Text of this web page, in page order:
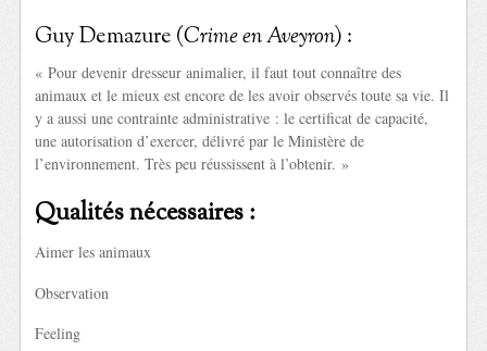
Guy Demazure (Crime en Aveyron) :
« Pour devenir dresseur animalier, il faut tout connaître des
animaux et le mieux est encore de les avoir observés toute sa vie. Il
y a aussi une contrainte administrative : le certificat de capacité,
une autorisation d’exercer, délivré par le Ministère de
l’environnement. Très peu réussissent à l’obtenir. »
Qualités nécessaires :
Aimer les animaux
Observation
Feeling